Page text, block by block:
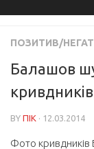
ПОЗИТИВ/
Балашов
BY ПІК · 12.03.2014
Фото